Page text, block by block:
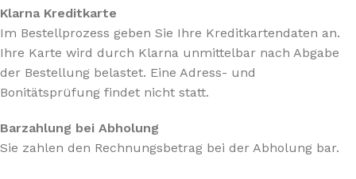
Klarna Kreditkarte
Im Bestellprozess geben Sie Ihre Kreditkartendaten an.
Ihre Karte wird durch Klarna unmittelbar nach Abgabe
der Bestellung belastet. Eine Adress- und
Bonitätsprüfung findet nicht statt.
Barzahlung bei Abholung
Sie zahlen den Rechnungsbetrag bei der Abholung bar.